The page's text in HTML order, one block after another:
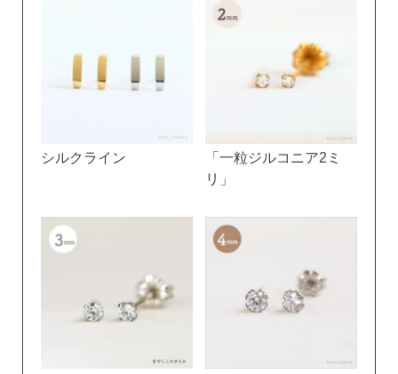
シルクライン
「一粒ジルコニア2ミ
リ」